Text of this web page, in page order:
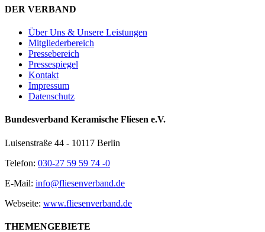
DER VERBAND
Über Uns & Unsere Leistungen
Mitgliederbereich
Pressebereich
Pressespiegel
Kontakt
Impressum
Datenschutz
Bundesverband Keramische Fliesen e.V.
Luisenstraße 44 - 10117 Berlin
Telefon: 030-27 59 59 74 -0
E-Mail: info@fliesenverband.de
Webseite: www.fliesenverband.de
THEMENGEBIETE